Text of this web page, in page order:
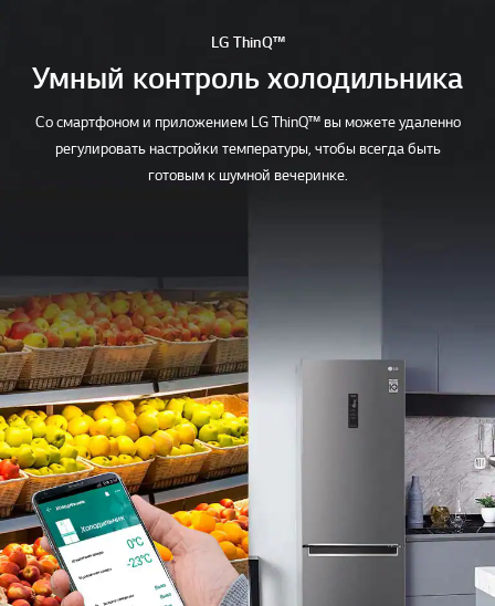
LG ThinQ™
Умный контроль холодильника
Со смартфоном и приложением LG ThinQ™ вы можете удаленно
регулировать настройки температуры, чтобы всегда быть
готовым к шумной вечеринке.